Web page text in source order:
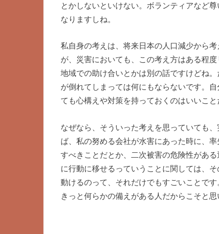
とかしないといけない。ボランティアなど
なりますしね。
私自身の考えは、将来日本の人口減少から
が、災害においても、この考え方はある程
地域での助け合いとかは別の話ですけどね
が倒れてしまっては何にもならないです。
ても心構えや対策を持っておくのはいいこ
なぜなら、そういった考えを思っていても
ば、私の努める会社が水害にあった時に、
すべきことだとか、二次被害の危険性があ
に行動に移せるっていうことに関しては、
動けるのって、それだけでもすごいことで
きっと何らかの備えがある人だからこそと